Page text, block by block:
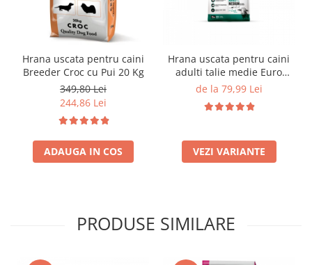
Hrana uscata pentru caini
Breeder Croc cu Pui 20 Kg
349,80 Lei
244,86 Lei
ADAUGA IN COS
Hrana uscata pentru caini
adulti talie medie Euro
Premium cu miel si orez
de la 79,99 Lei
VEZI VARIANTE
PRODUSE SIMILARE